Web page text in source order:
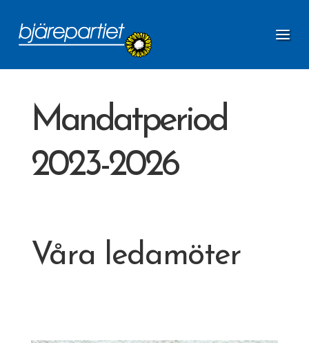
Mandatperiod
2023-2026
Våra ledamöter